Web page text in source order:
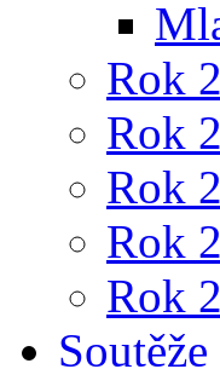
Rok
Rok
Rok
Rok
Rok